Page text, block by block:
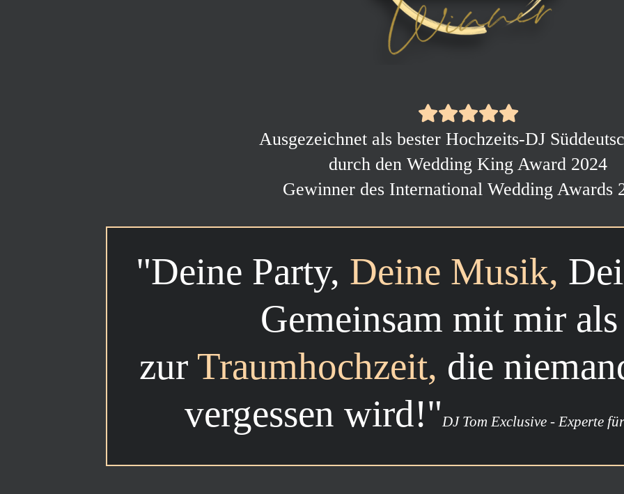
Ausgezeichnet als bester Hochzeits-DJ
durch den Wedding King Award 2024
Gewinner des International Wedding Awards
"Deine Party, Deine Musik,
Gemeinsam mit mir als
zur Traumhochzeit, die
vergessen wird!"DJ Tom Exclusive - Experte